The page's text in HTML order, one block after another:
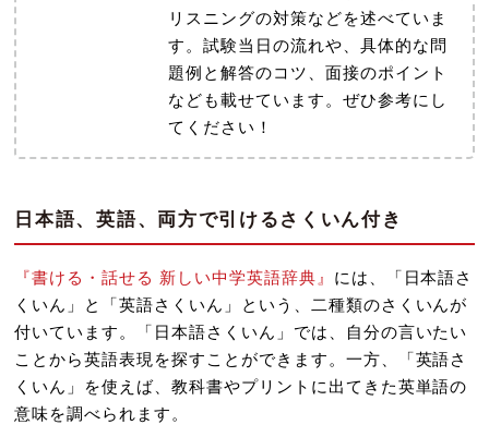
リスニングの対策などを述べていま
す。試験当日の流れや、具体的な問
題例と解答のコツ、面接のポイント
なども載せています。ぜひ参考にし
てください！
日本語、英語、両方で引けるさくいん付き
『書ける・話せる 新しい中学英語辞典』 には、「日本語さ
くいん」と「英語さくいん」という、二種類のさくいんが
付いています。「日本語さくいん」では、自分の言いたい
ことから英語表現を探すことができます。一方、「英語さ
くいん」を使えば、教科書やプリントに出てきた英単語の
意味を調べられます。